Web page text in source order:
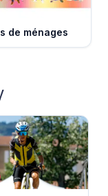
de ménages